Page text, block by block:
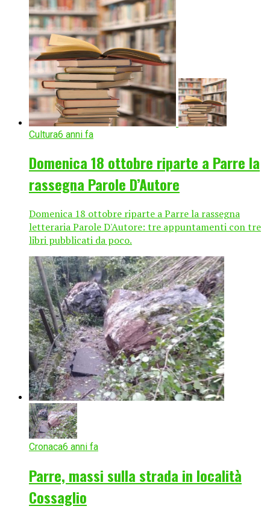
Cultura6 anni fa
Domenica 18 ottobre riparte a Parre la
rassegna Parole D’Autore
Domenica 18 ottobre riparte a Parre la rassegna
letteraria Parole D'Autore: tre appuntamenti con tre
libri pubblicati da poco.
Cronaca6 anni fa
Parre, massi sulla strada in località
Cossaglio